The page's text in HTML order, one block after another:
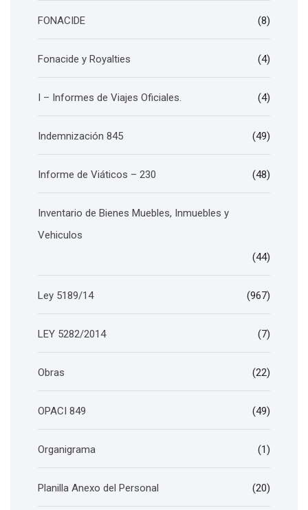
FONACIDE (8)
Fonacide y Royalties (4)
I – Informes de Viajes Oficiales. (4)
Indemnización 845 (49)
Informe de Viáticos – 230 (48)
Inventario de Bienes Muebles, Inmuebles y
Vehiculos
(44)
Ley 5189/14 (967)
LEY 5282/2014 (7)
Obras (22)
OPACI 849 (49)
Organigrama (1)
Planilla Anexo del Personal (20)